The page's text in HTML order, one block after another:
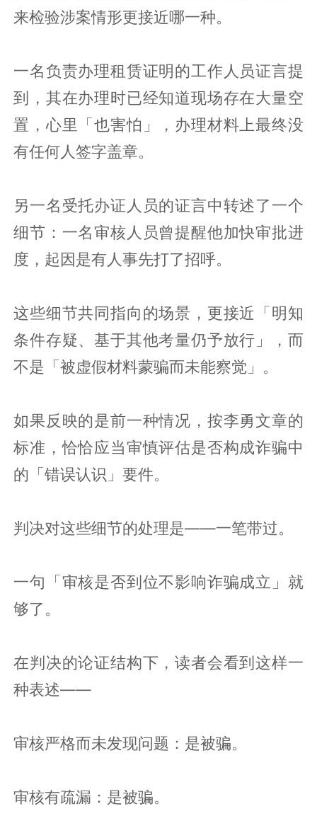
来检验涉案情形更接近哪一种。
一名负责办理租赁证明的工作人员证言提
到，其在办理时已经知道现场存在大量空
置，心里「也害怕」，办理材料上最终没
有任何人签字盖章。
另一名受托办证人员的证言中转述了一个
细节：一名审核人员曾提醒他加快审批进
度，起因是有人事先打了招呼。
这些细节共同指向的场景，更接近「明知
条件存疑、基于其他考量仍予放行」，而
不是「被虚假材料蒙骗而未能察觉」。
如果反映的是前一种情况，按李勇文章的
标准，恰恰应当审慎评估是否构成诈骗中
的「错误认识」要件。
判决对这些细节的处理是——一笔带过。
一句「审核是否到位不影响诈骗成立」就
够了。
在判决的论证结构下，读者会看到这样一
种表述——
审核严格而未发现问题：是被骗。
审核有疏漏：是被骗。